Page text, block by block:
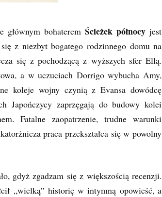
głównym bohaterem Ścieżek północyjest
z niezbyt bogatego rodzinnego domu na
się z pochodzącą z wyższych sfer Ellą.
a w uczuciach Dorrigo wybucha Amy,
koleje wojny czynią z Evansa dowódcę
Japończycy zaprzęgają do budowy kolei
Fatalne zaopatrzenie, trudne warunki
praca przekształca się w powolny
gdyż zgadzam się z większością recenzji.
„wielką” historię w intymną opowieść, a